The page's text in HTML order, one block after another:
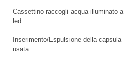
Cassettino raccogli acqua illuminato a
led
Inserimento/Espulsione della capsula
usata